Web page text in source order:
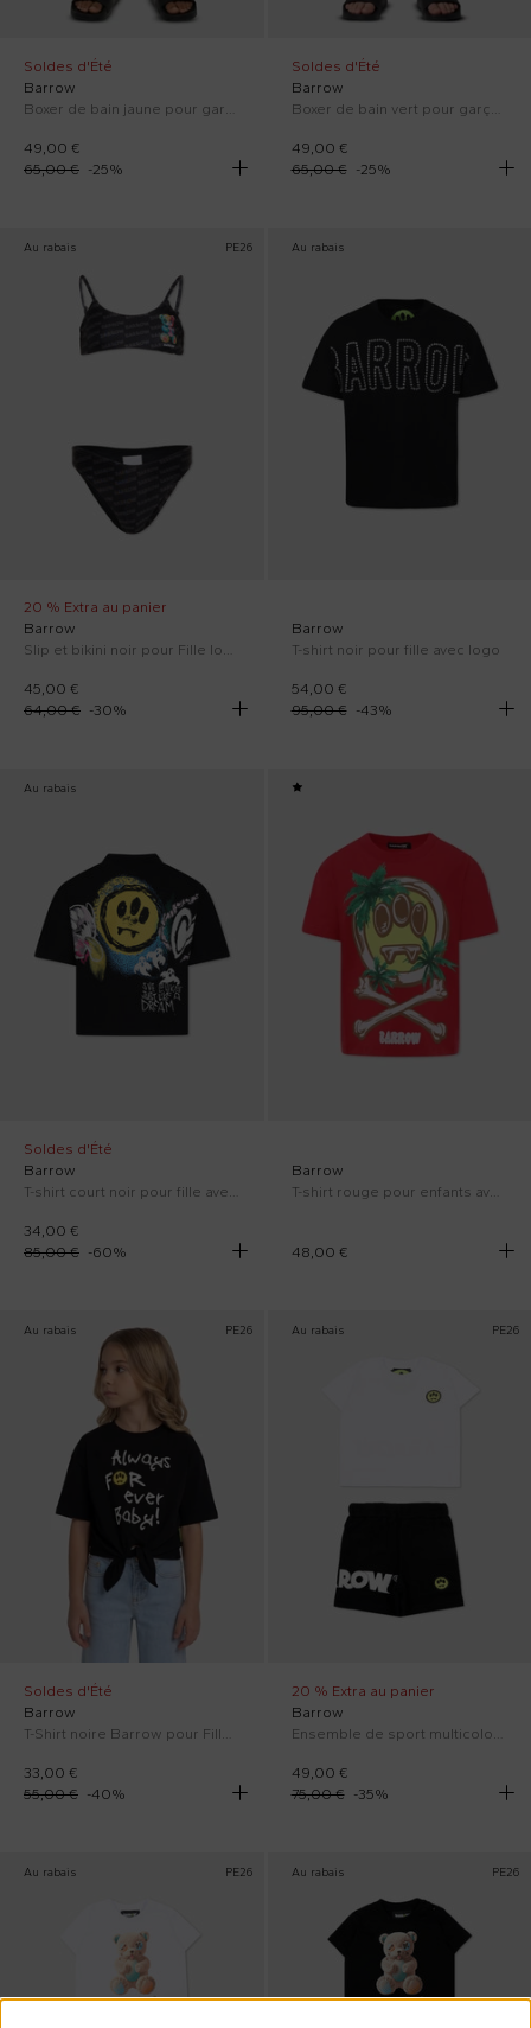
Soldes d'Été
Barrow
49,00 €
65,00 € -25%
Soldes d'Été
Barrow
49,00 €
65,00 €
-25%
Au rabais PE26
20 % Extra au panier
Barrow
Slip et bikini noir pour Fille logo
45,00 €
64,00 € -30%
Au rabais
Barrow
T-shirt noir pour fille avec logo
54,00 €
95,00 €
-43%
Au rabais
Soldes d'Été
Barrow
T-shirt court noir pour fille avec smiley
34,00 €
85,00 € -60%
Barrow
T-shirt rouge pour enfants avec smiley
48,00 €
Au rabais PE26
Soldes d'Été
Barrow
33,00 €
55,00 € -40%
Au rabais PE26
20 % Extra au panier
Barrow
49,00 €
75,00 €
-35%
Au rabais PE26 Au rabais PE26